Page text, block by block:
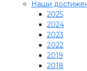
Наши
2025
2024
2023
2022
2019
2018